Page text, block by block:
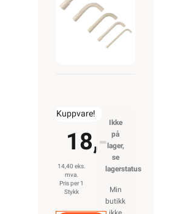
Kuppvare!
18,-
14,40 eks.
mva.
Pris per 1
Stykk
Ikke
på
lager,
se
lagerstatus
Min
butikk